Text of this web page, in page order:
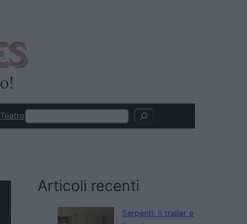
TeatroSearch
Articoli recenti
Serpenti: il trailer e